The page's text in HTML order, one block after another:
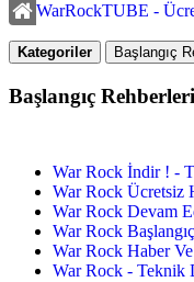
WarRockTUBE -
Kategoriler Başlangıç
Başlangıç Rehberleri
War Rock İndir ! -
War Rock Ücretsiz
War Rock Devam
War Rock
War Rock Haber
War Rock - Teknik